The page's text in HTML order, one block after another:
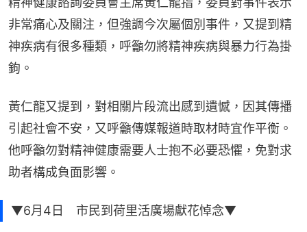
非常痛心及關注，但強調今次屬個別事件，又提到精
神疾病有很多種類，呼籲勿將精神疾病與暴力行為掛
鉤。
黃仁龍又提到，對相關片段流出感到遺憾，因其傳播
引起社會不安，又呼籲傳媒報道時取材時宜作平衡。
他呼籲勿對精神健康需要人士抱不必要恐懼，免對求
助者構成負面影響。
▼6月4日 市民到荷里活廣場獻花悼念▼